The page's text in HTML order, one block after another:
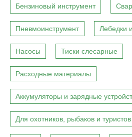
Бензиновый инструмент
Пневмоинструмент Лебедки
Насосы Тиски слесарные
Расходные материалы
Аккумуляторы и зарядные
Для охотников, рыбаков и туристов